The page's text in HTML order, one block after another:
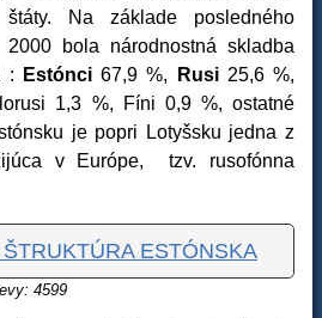
štáty. Na základe posledného
bola národnostná skladba
:
Estónci 67,9 %, Rusi25,6 %,
1,3 %, Fíni 0,9 %, ostatné
je popri Lotyšsku jedna z
v Európe, tzv. rusofónna
ESTÓNSKA
4599